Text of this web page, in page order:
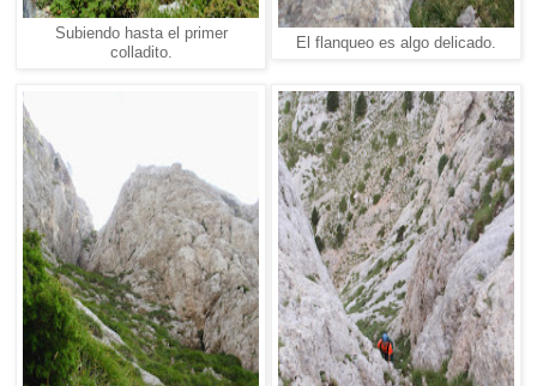
Subiendo hasta el primer
colladito.
El flanqueo es algo delicado.